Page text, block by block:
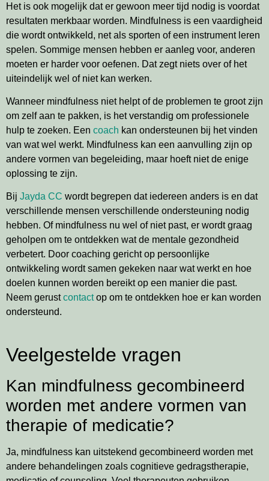
Het is ook mogelijk dat er gewoon meer tijd nodig is voordat
resultaten merkbaar worden. Mindfulness is een vaardigheid
die wordt ontwikkeld, net als sporten of een instrument leren
spelen. Sommige mensen hebben er aanleg voor, anderen
moeten er harder voor oefenen. Dat zegt niets over of het
uiteindelijk wel of niet kan werken.
Wanneer mindfulness niet helpt of de problemen te groot zijn
om zelf aan te pakken, is het verstandig om professionele
hulp te zoeken. Een coach kan ondersteunen bij het vinden
van wat wel werkt. Mindfulness kan een aanvulling zijn op
andere vormen van begeleiding, maar hoeft niet de enige
oplossing te zijn.
Bij Jayda CC wordt begrepen dat iedereen anders is en dat
verschillende mensen verschillende ondersteuning nodig
hebben. Of mindfulness nu wel of niet past, er wordt graag
geholpen om te ontdekken wat de mentale gezondheid
verbetert. Door coaching gericht op persoonlijke
ontwikkeling wordt samen gekeken naar wat werkt en hoe
doelen kunnen worden bereikt op een manier die past.
Neem gerustcontactop om te ontdekken hoe er kan worden
ondersteund.
Veelgestelde vragen
Kan mindfulness gecombineerd
worden met andere vormen van
therapie of medicatie?
Ja, mindfulness kan uitstekend gecombineerd worden met
andere behandelingen zoals cognitieve gedragstherapie,